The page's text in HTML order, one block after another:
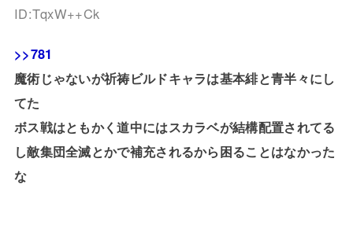
ID:TqxW++Ck
>>781
魔術じゃないが祈祷ビルドキャラは基本緋と青半々にし
てた
ボス戦はともかく道中にはスカラベが結構配置されてる
し敵集団全滅とかで補充されるから困ることはなかった
な